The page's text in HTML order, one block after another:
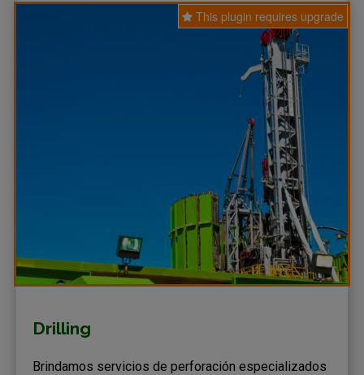
This plugin requires upgrade
Drilling
Brindamos servicios de perforación especializados